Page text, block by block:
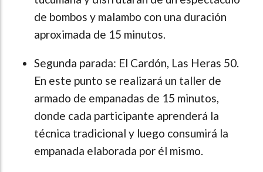
de bombos y malambo con una duración
aproximada de 15 minutos.
Segunda parada: El Cardón, Las Heras 50.
En este punto se realizará un taller de
armado de empanadas de 15 minutos,
donde cada participante aprenderá la
técnica tradicional y luego consumirá la
empanada elaborada por él mismo.